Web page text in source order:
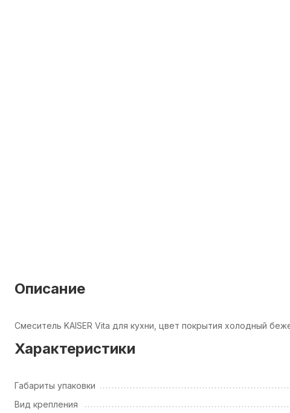
Описание
Смеситель KAISER Vita для кухни, цвет покрытия холодный
Характеристики
Габариты упаковки
Вид крепления